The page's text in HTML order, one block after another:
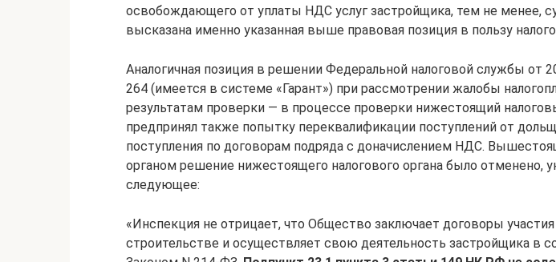
освобождающего от уплаты НДС услуг застройщика, тем не менее,
высказана именно указанная выше правовая позиция в пользу
Аналогичная позиция в решении Федеральной налоговой службы от
264 (имеется в системе «Гарант») при рассмотрении жалобы
результатам проверки — в процессе проверки нижестоящий
предпринял также попытку переквалификации поступлений от
поступления по договорам подряда с доначислением НДС.
органом решение нижестоящего налогового органа было отменено,
следующее:
«Инспекция не отрицает, что Общество заключает договоры
строительстве и осуществляет свою деятельность застройщика в